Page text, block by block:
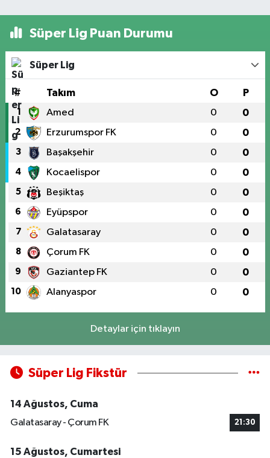
Süper Lig Puan Durumu
Süper Lig
# Takım O P
1 Amed 0 0
2 Erzurumspor FK 0 0
3 Başakşehir 0 0
4 Kocaelispor 0 0
5 Beşiktaş 0 0
6 Eyüpspor 0 0
7 Galatasaray 0 0
8 Çorum FK 0 0
9 Gaziantep FK 0 0
10 Alanyaspor 0 0
Detaylar için tıklayın
Süper Lig Fikstür
14 Ağustos, Cuma
Galatasaray - Çorum FK
21:30
15 Ağustos, Cumartesi